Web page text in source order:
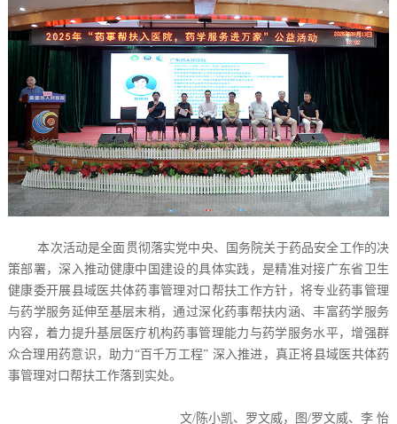
本次活动是全面贯彻落实党中央、国务院关于药品安全工作的决
策部署，深入推动健康中国建设的具体实践，是精准对接广东省卫生
健康委开展县域医共体药事管理对口帮扶工作方针，将专业药事管理
与药学服务延伸至基层末梢，通过深化药事帮扶内涵、丰富药学服务
内容，着力提升基层医疗机构药事管理能力与药学服务水平，增强群
众合理用药意识，助力“百千万工程” 深入推进，真正将县域医共体药
事管理对口帮扶工作落到实处。
文/陈小凯、罗文威，图/罗文威、李 怡